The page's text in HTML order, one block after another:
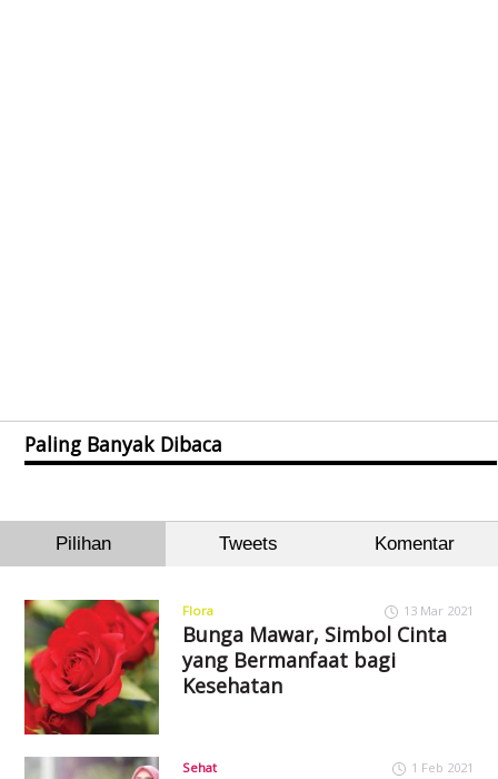
Paling Banyak Dibaca
Pilihan Tweets Komentar
Flora 13 Mar 2021
Bunga Mawar, Simbol Cinta
yang Bermanfaat bagi
Kesehatan
Sehat 1 Feb 2021